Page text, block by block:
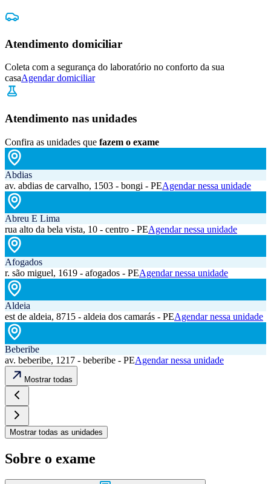
Atendimento domiciliar
Coleta com a segurança do laboratório no conforto da sua
casaAgendar domiciliar
Atendimento nas unidades
Confira as unidades que fazem o exame
Abdias
av. abdias de carvalho, 1503 - bongi - PEAgendar nessa unidade
Abreu E Lima
rua alto da bela vista, 10 - centro - PEAgendar nessa unidade
Afogados
r. são miguel, 1619 - afogados - PEAgendar nessa unidade
Aldeia
est de aldeia, 8715 - aldeia dos camarás - PEAgendar nessa unidade
Beberibe
av. beberibe, 1217 - beberibe - PEAgendar nessa unidade
Mostrar todas
Mostrar todas as unidades
Sobre o exame